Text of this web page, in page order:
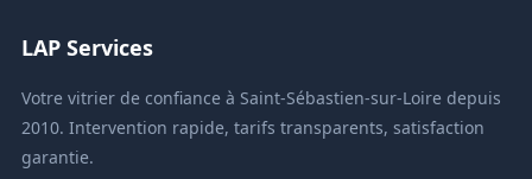
LAP Services
Votre vitrier de confiance à Saint-Sébastien-sur-Loire depuis
2010. Intervention rapide, tarifs transparents, satisfaction
garantie.